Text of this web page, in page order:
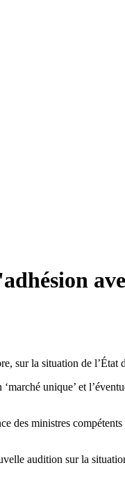
sur la situation de l’État
unique’ et
des ministres
audition sur la